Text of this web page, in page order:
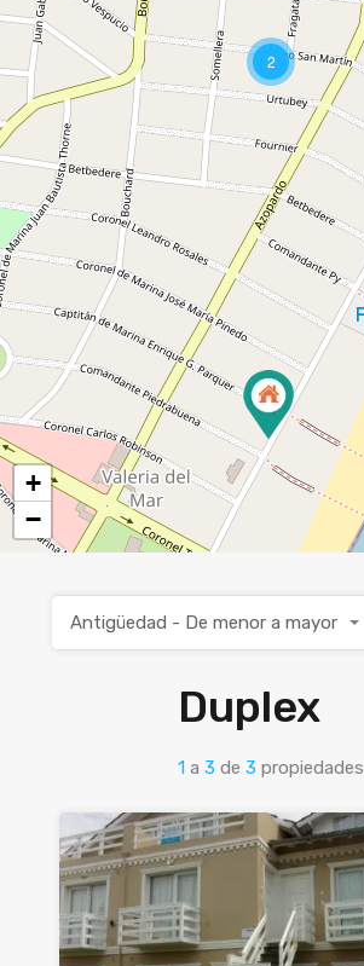
2
+
−
Duplex
1 a 3 de 3 propiedades
Antigüedad - De menor a mayor